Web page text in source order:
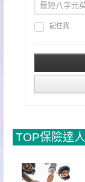
記住我
TOP保險達人